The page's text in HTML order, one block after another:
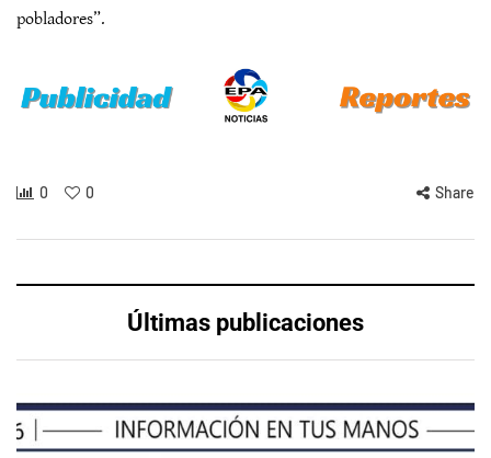
pobladores”.
0 0 Share
Últimas publicaciones